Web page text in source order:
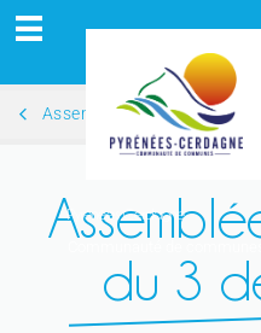
Pyrénées Cerdagne
Assemblées générales 2019
du 3